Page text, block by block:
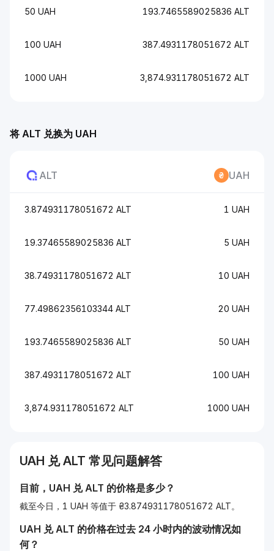
将 ALT 兑换为 UAH
ALT UAH
3.874931178051672 ALT 1 UAH
19.37465589025836 ALT 5 UAH
38.74931178051672 ALT 10 UAH
77.49862356103344 ALT 20 UAH
193.7465589025836 ALT 50 UAH
387.4931178051672 ALT 100 UAH
3,874.931178051672 ALT 1000 UAH
50 UAH 193.7465589025836 ALT
100 UAH 387.4931178051672 ALT
1000 UAH 3,874.931178051672 ALT
UAH 兑ALT 常见问题解答
目前， UAH 兑ALT 的价格是多少？
截至今日，1 UAH 等值于 ₴3.874931178051672 ALT。
UAH 兑ALT 的价格在过去 24 小时内的波动情况如
何？